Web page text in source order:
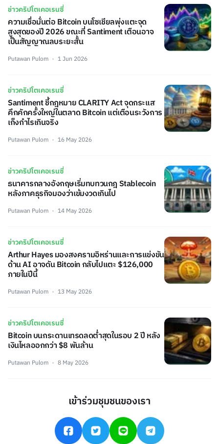
ข่าวคริปโตเคอเรนซี่
ความเชื่อมั่นต่อ Bitcoin บนโซเชียลพุ่งแตะจุด
สูงสุดของปี 2026 ขณะที่ Santiment เตือนอาจ
เป็นสัญญาณลบระยะสั้น
Putawan Pulom 1 Jun 2026
ข่าวคริปโตเคอเรนซี่
Santiment ชี้กฎหมาย CLARITY Act จุดกระแส
คึกคักครั้งใหญ่ในตลาด Bitcoin แต่เตือนระวังการ
เก็งกำไรเกินจริง
Putawan Pulom 16 May 2026
ข่าวคริปโตเคอเรนซี่
ธนาคารกลางอังกฤษเริ่มทบทวนกฎ Stablecoin
หลังภาคธุรกิจมองว่าเข้มงวดเกินไป
Putawan Pulom 14 May 2026
ข่าวคริปโตเคอเรนซี่
Arthur Hayes มองสงครามอิหร่านและการแข่งขัน
ด้าน AI อาจดัน Bitcoin กลับไปแตะ $126,000
ภายในปีนี้
Putawan Pulom 13 May 2026
ข่าวคริปโตเคอเรนซี่
Bitcoin บนกระดานเทรดลดต่ำสุดในรอบ 2 ปี หลัง
เงินไหลออกกว่า $8 พันล้าน
Putawan Pulom 8 May 2026
เข้าร่วมชุมชนของเรา